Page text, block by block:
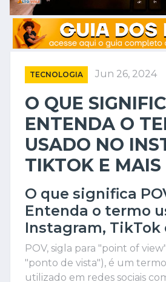
TECNOLOGIA Jun 26, 2024
O QUE
ENTENDA O
USADO NO
TIKTOK E MAIS
O que significa
Entenda o termo
Instagram, TikTok
POV, sigla para "point of
"ponto de vista"), é um
utilizado em redes sociais